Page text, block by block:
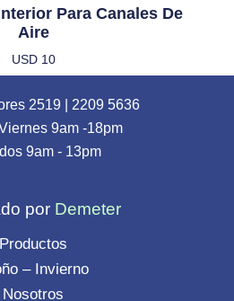
Para Canales De
Aire
USD10
2519| 2209 5636
9am -18pm
9am - 13pm
por Demeter
Productos
– Invierno
Nosotros